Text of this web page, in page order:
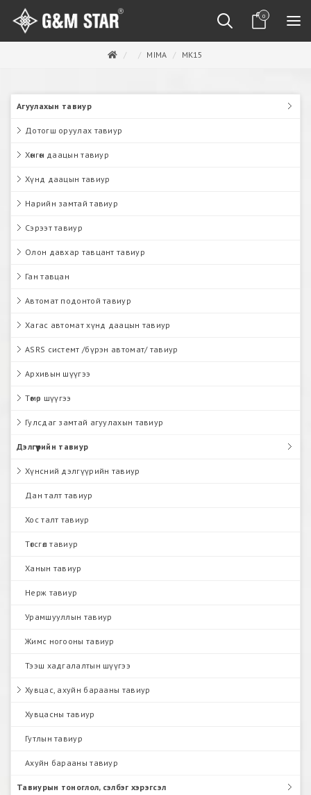
0
MIMA MK15
Агуулахын тавиур
Дотогш оруулах тавиур
Хөнгөн даацын тавиур
Хүнд даацын тавиур
Нарийн замтай тавиур
Сэрээт тавиур
Олон давхар тавцант тавиур
Ган тавцан
Автомат подонтой тавиур
Хагас автомат хүнд даацын тавиур
ASRS системт /бүрэн автомат/ тавиур
Архивын шүүгээ
Төмөр шүүгээ
Гулсдаг замтай агуулахын тавиур
Дэлгүүрийн тавиур
Хүнсний дэлгүүрийн тавиур
Дан талт тавиур
Хос талт тавиур
Төгсгөл тавиур
Ханын тавиур
Нерж тавиур
Урамшууллын тавиур
Жимс ногооны тавиур
Тээш хадгалалтын шүүгээ
Хувцас, ахуйн барааны тавиур
Хувцасны тавиур
Гутлын тавиур
Ахуйн барааны тавиур
Тавиурын тоноглол, сэлбэг хэрэгсэл